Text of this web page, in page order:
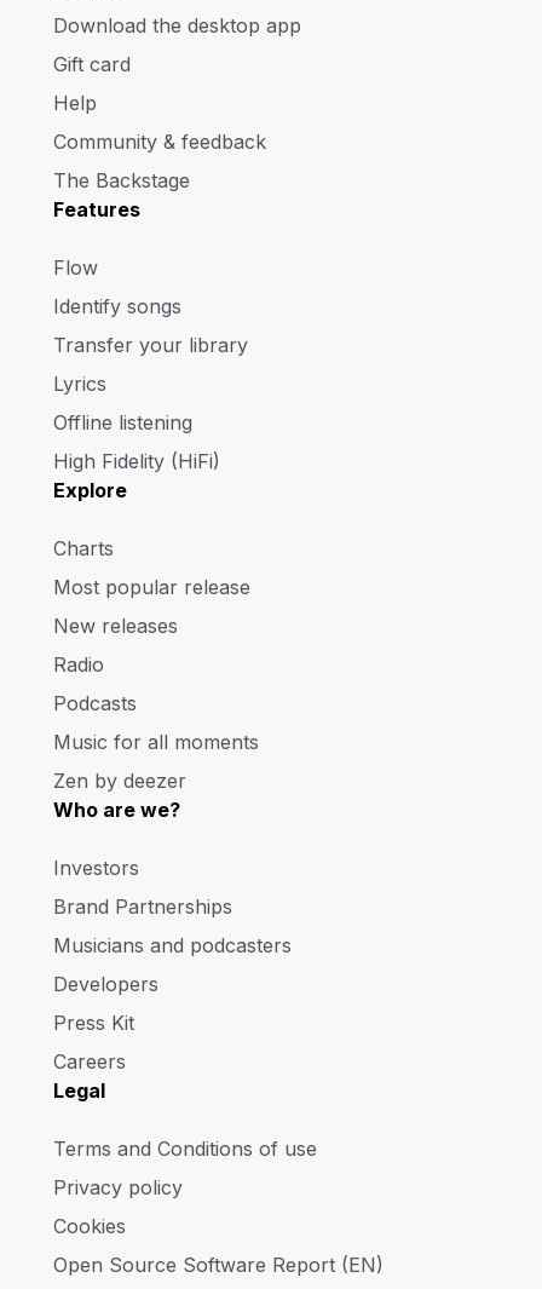
Download the desktop app
Gift card
Help
Community & feedback
The Backstage
Features
Flow
Identify songs
Transfer your library
Lyrics
Offline listening
High Fidelity (HiFi)
Explore
Charts
Most popular release
New releases
Radio
Podcasts
Music for all moments
Zen by deezer
Who are we?
Investors
Brand Partnerships
Musicians and podcasters
Developers
Press Kit
Careers
Legal
Terms and Conditions of use
Privacy policy
Cookies
Open Source Software Report (EN)